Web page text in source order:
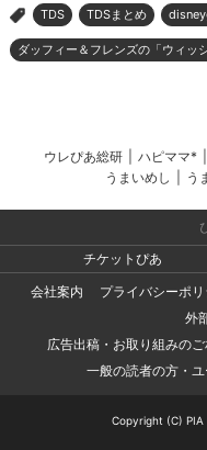
> TDS TDSまとめ
ダッフィー＆フレンズの「ウィッ
ウレぴあ総研 ハピママ*
うまいめし
う
チケットぴあ
会社案内
プライバシーポリ
外
広告出稿・お取り組みの
一般の読者の方・
Copyright (C) PIA